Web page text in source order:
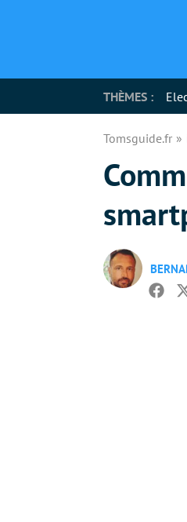
THÈMES :
Tomsguide.fr